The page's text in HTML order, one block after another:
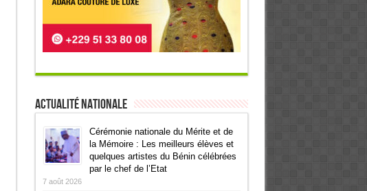
Actualité Nationale
Cérémonie nationale du Mérite et de
la Mémoire : Les meilleurs élèves et
quelques artistes du Bénin célébrées
par le chef de l’Etat
7 août 2026